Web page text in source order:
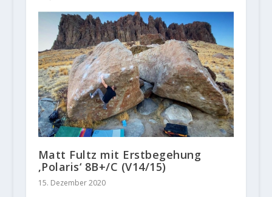
Matt Fultz mit Erstbegehung
‚Polaris‘ 8B+/C (V14/15)
15. Dezember 2020